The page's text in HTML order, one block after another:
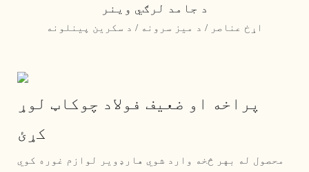
د جامد لرګي وینر
اړخ عناصر / د میز سرونه / د سکرین پینلونه
پراخه او ضعیف فولاد چوکاټ لوړ
کړئ
محصول له بهر څخه وارد شوي هارډویر لوازم غوره کوي